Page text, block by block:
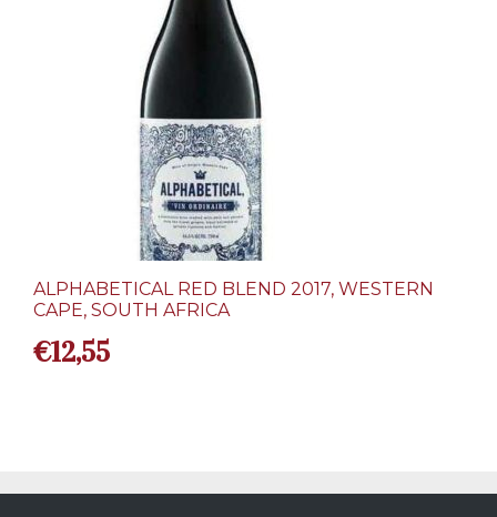
ALPHABETICAL RED BLEND 2017, WESTERN
CAPE, SOUTH AFRICA
€12,55